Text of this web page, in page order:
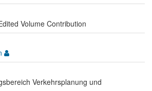
Volume Contribution
Verkehrsplanung und